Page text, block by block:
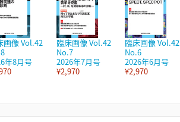
画像 Vol.42
年8月号
臨床画像 Vol.42
No.7
2026年7月号
¥2,970
臨床画像 Vol.42
No.6
2026年6月号
¥2,970